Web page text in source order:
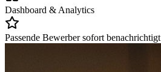
Dashboard & Analytics
Passende Bewerber sofort benachrichtigt